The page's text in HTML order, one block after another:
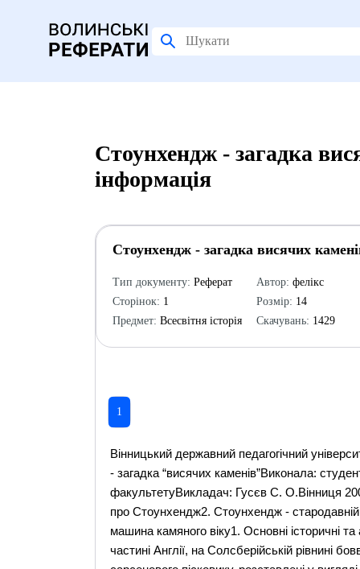
Стоунхендж - загадка
інформація
Стоунхендж - загадка висячих
Тип документу: Реферат
Сторінок: 1
Предмет: Всесвітня історія
Автор: фелікс
Розмір: 14
Скачувань: 1429
1
Вінницький державний педагогічний університет ім. М. КоцюбинськогоРефератна тему:Стоунхендж - загадка “висячих каменів”Виконала: студентка ІІ курсу фізико-математичного факультетуВикладач: Гусєв С. О.Вінниця 2002 р.План1. Основні історичні та архітектурні відомості про Стоунхендж2. Стоунхендж - стародавній доісторичний храм3. Стоунхендж - обчислювальна машина камяного віку1. Основні історичні та архітектурні відомості про СтоунхенджУ південній частині Англії, на Солсберійській рівнині бовваніють велетенські камяні грубо обтесані бруси з сарсенового пісковику, розставлені у вигляді великого кола. Звнрху на них покладено трохи “менші” 25-тонні камяні перемички. Всередині кола - 50-тонні камені з перекладинами, так званні триліти. Є тут ще одне кільце з 5-тонних, так званних “блакитних” каменів. Уся споруда оточена великим земляним валом і ровом. Це й є Стоунхендж, що в перекладі з кельтської означає “висячі камені”.Стоунхендж привертає увагу вчених і допитливих туристів вже багато років. Легенди оповідають, що його спорудили загадкові карлики . За іншими переказами, Стоунхендж - памятник часів легендарного короля Артура і рицарів Круглого стола або храм друїдів.Археологічні дослідження руїн Стоунхенджа дозволили встановити, що він будувався майже 300 років (Хокінс пише, що навіть близько 500!), а завершилося будівництво близько 1450 року до нашої ери, тобто за кілька століть до Троянської війни, оспіваної Гомером в “Іліаді”. А зовсім недавно археологи подовжили його вік ще на тисячу років. Майже три з половиною тисячі років Стоунхендж руйнують час, дощі, вітер, сонце, а до недавнього часу - й туристи (ще років із сімдесят тому було “модно” відбивати й брати “на згадку” шматки каменів Стоунхенджа). Зникла частина камяних стовпів, інші впали на землю, заросли мохом і травою. І все ж, навіть те, що лишилося, вражає своєю грандіозністю, чітким планом і … загадковістю!2. Стоунхендж - стародавній доісторичний храмЯкщо Стоунхендж - це стародавній доісторичний храм, як вважають деякі археологи, то чому його спорудили з таких величезних і важких блоків? Адже навіть в наш час, коли є могутні підйомні крани, трейлери та інша техніка, зведення подібної споруди досить складне завдання. Ось як, наприклад, описує відомий археолог О.Формозов процес перевезення в наш час одного з абхазьких дольменів: “У 1960 році було вирішено перевезти один із дольменів з Ешері в Сухумі, у двір абхазького краєзнавчого музею. Вибрали найменший і підвели до нього підйомний кран. Як лише закріпляли петлі сталевого тросу до покривної плити - вона не рухалася з місця! Викликали другий кран. Два крани зняли багатотонного моноліта, проте підняти його на вантажівку так і не змогли. Цілий рік пролежала покрівля в Ершері, чекаючи, коли в Сухумі прибуде потужніший механізм. У 1961 році цей механізм прибув, і всі камені навантажили на автомашини. Проте найважче було попереду: зібрати будиночок заново. Реконструкцію вдалося здійснити лише частково. Покрівлю опустили на чотири стіни, але розвернути її так, щоб краї стін увійшли в пази на внутрішній частині поверхні покрівлі, не змогли. В давнину плити було підігнано одна до одної так ретельно, що між ними не проходило лезо ножа. Тепер тут лишився великий проміжок”.Як же спавлялися з подібними завданнями зодчі камяного віку, в розпорядженні котрих були лише примітивні важелі, котки і власна мускульна сила? А вони, як на те, ще й навмисне ускладнювали собі роботу. Наприклад, 5-тонні блоки “блакитних каменів” для спорудження одного з кілець Стоунхенджа було доставлено на Солсберійську рівнину за 380 кілометрів, з гір Корнуоллу, хоча поряд із Стоунхеджем можна було видобути блоки такого ж розміру з іншого каменю - сарсенового пісковику. І все ж, важкі блоки тягли саме здаля, долаючи сотні кілометрів, десятки річок, пагорби і багна!Розшифрувавши етапи будівництва Стоунхенджа і основні параметри його будови, вчені були вражені. Виходило, що будівничі були добре обізнані з математикою і астрономією. Споруду явно зводили за заздалегідь розробленим планом, точно розташовуючи її елементи і орієнтуючи їх відносно сторін світу. Підрахунки показали, що для будівництва такої споруди потрібні були багаторічні зусилля багатьох тисяч людей. Звідки ж вони взялися в ті часи? В розпорядженні владик таких могутніх стародавніх держав, як Стародавній Єгипет або імперія інків, були мільйони підданих, десятки тисяч рабів, котрих фараон або